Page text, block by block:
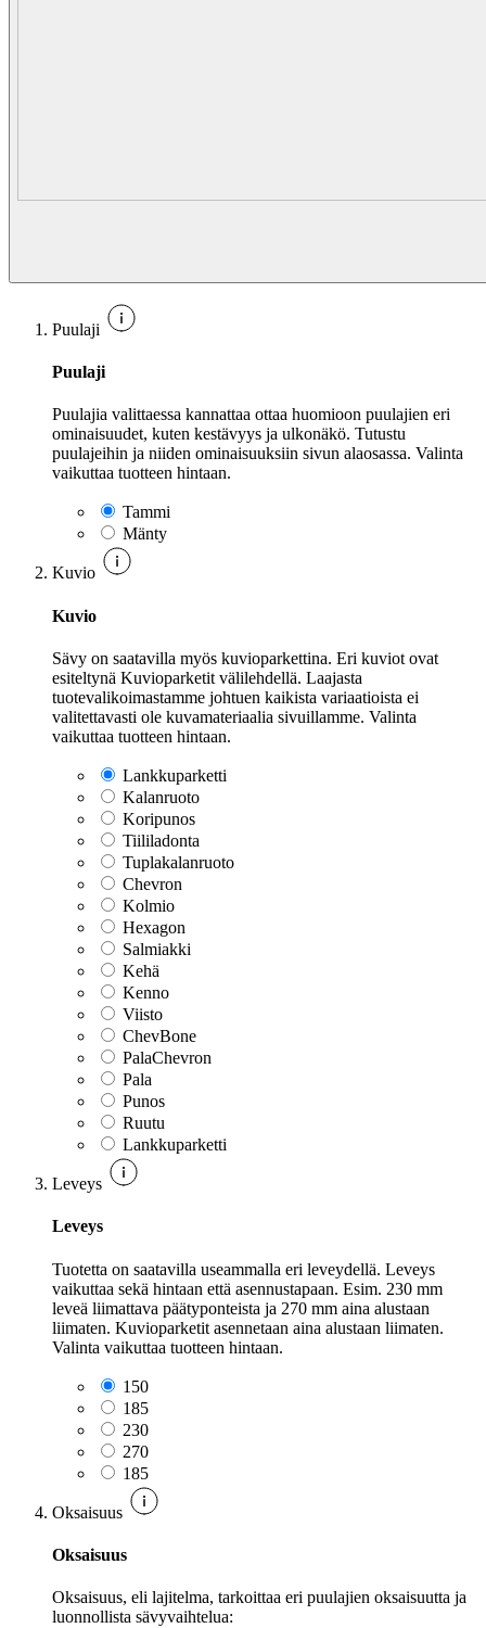
Puulaji
Puulaji
Puulajia valittaessa kannattaa ottaa huomioon puulajien eri
ominaisuudet, kuten kestävyys ja ulkonäkö. Tutustu
puulajeihin ja niiden ominaisuuksiin sivun alaosassa. Valinta
vaikuttaa tuotteen hintaan.
Tammi
Mänty
Kuvio
Kuvio
Sävy on saatavilla myös kuvioparkettina. Eri kuviot ovat
esiteltynä Kuvioparketit välilehdellä. Laajasta
tuotevalikoimastamme johtuen kaikista variaatioista ei
valitettavasti ole kuvamateriaalia sivuillamme. Valinta
vaikuttaa tuotteen hintaan.
Lankkuparketti
Kalanruoto
Koripunos
Tiililadonta
Tuplakalanruoto
Chevron
Kolmio
Hexagon
Salmiakki
Kehä
Kenno
Viisto
ChevBone
PalaChevron
Pala
Punos
Ruutu
Lankkuparketti
Leveys
Leveys
Tuotetta on saatavilla useammalla eri leveydellä. Leveys
vaikuttaa sekä hintaan että asennustapaan. Esim. 230 mm
leveä liimattava päätyponteista ja 270 mm aina alustaan
liimaten. Kuvioparketit asennetaan aina alustaan liimaten.
Valinta vaikuttaa tuotteen hintaan.
150
185
230
270
185
Oksaisuus
Oksaisuus
Oksaisuus, eli lajitelma, tarkoittaa eri puulajien oksaisuutta ja
luonnollista sävyvaihtelua: